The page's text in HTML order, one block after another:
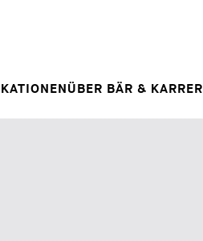
ÜBER BÄR & KARRER